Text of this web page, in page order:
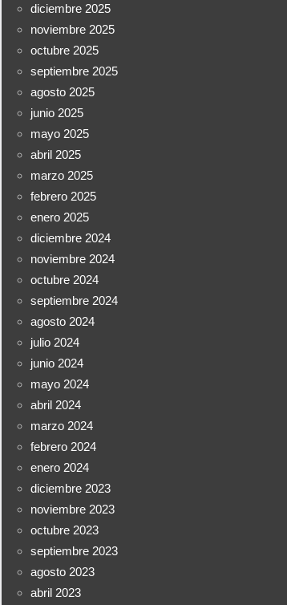
diciembre 2025
noviembre 2025
octubre 2025
septiembre 2025
agosto 2025
junio 2025
mayo 2025
abril 2025
marzo 2025
febrero 2025
enero 2025
diciembre 2024
noviembre 2024
octubre 2024
septiembre 2024
agosto 2024
julio 2024
junio 2024
mayo 2024
abril 2024
marzo 2024
febrero 2024
enero 2024
diciembre 2023
noviembre 2023
octubre 2023
septiembre 2023
agosto 2023
abril 2023